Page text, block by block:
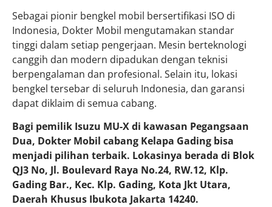
Sebagai pionir bengkel mobil bersertifikasi ISO di
Indonesia, Dokter Mobil mengutamakan standar
tinggi dalam setiap pengerjaan. Mesin berteknologi
canggih dan modern dipadukan dengan teknisi
berpengalaman dan profesional. Selain itu, lokasi
bengkel tersebar di seluruh Indonesia, dan garansi
dapat diklaim di semua cabang.
Bagi pemilik Isuzu MU-X di kawasan Pegangsaan
Dua, Dokter Mobil cabang Kelapa Gading bisa
menjadi pilihan terbaik. Lokasinya berada di Blok
QJ3 No, Jl. Boulevard Raya No.24, RW.12, Klp.
Gading Bar., Kec. Klp. Gading, Kota Jkt Utara,
Daerah Khusus Ibukota Jakarta 14240.